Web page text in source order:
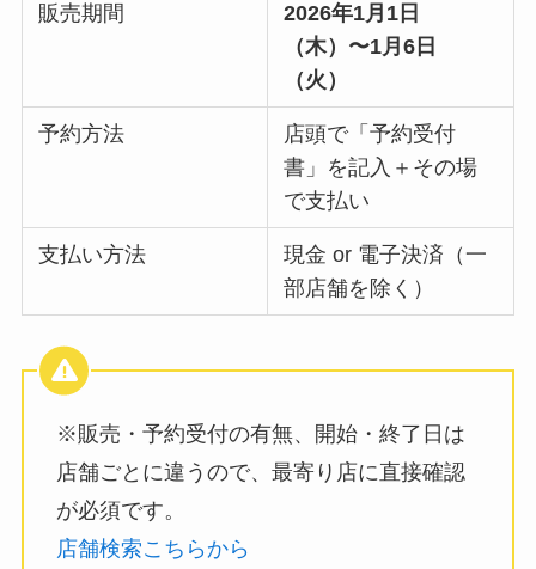
販売期間
2026年1月1日
（木）〜1月6日
（火）
予約方法
店頭で「予約受付
書」を記入＋その場
で支払い
支払い方法
現金 or 電子決済（一
部店舗を除く）
※販売・予約受付の有無、開始・終了日は
店舗ごとに違うので、最寄り店に直接確認
が必須です。
店舗検索こちらから